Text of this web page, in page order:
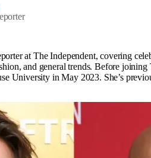
at The Independent, covering
and general trends. Before
University in May 2023. She’s